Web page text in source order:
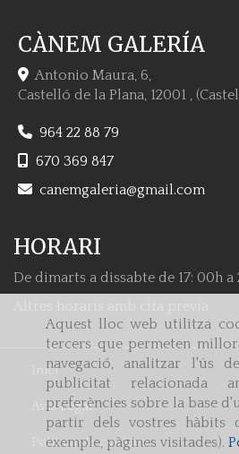
Aquest lloc web utilitza
tercers que permeten
navegació, analitzar l'ús
publicitat relacionada
preferències sobre la base
partir dels vostres hàbits
exemple, pàgines visitades).
CÀNEM GALERÍA
Antonio Maura, 6,
Castelló de la Plana, 12001 ,
964 22 88 79
670 369 847
canemgaleria
gmail.com
HORARI
De dimarts a dissabte de 17: 00h a
Inici
Avís Legal
Política de cookies